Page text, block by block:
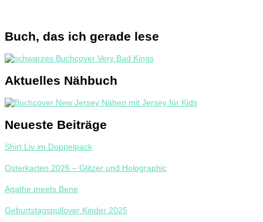
Buch, das ich gerade lese
Aktuelles Nähbuch
Neueste Beiträge
Shirt Liv im Doppelpack
Osterkarten 2026 – Glitzer und Holographic
Agathe meets Bene
Geburtstagspullover Kinder 2025